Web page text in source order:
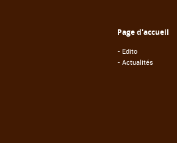
Page d'accueil
- Edito
- Actualités